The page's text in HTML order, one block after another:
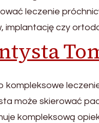
leczenie
implantację czy
kompleksowe
może skierować
kompleksową